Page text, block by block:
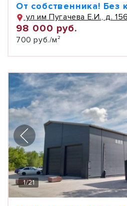
От собственника! Без
ул им Пугачева Е.И., д.
98 000 руб.
700 руб./м²
1/21